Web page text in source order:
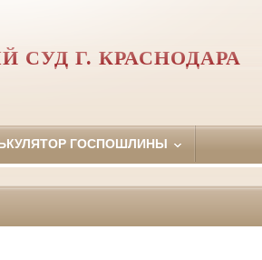
Г. КРАСНОДАРА
ГОСПОШЛИНЫ